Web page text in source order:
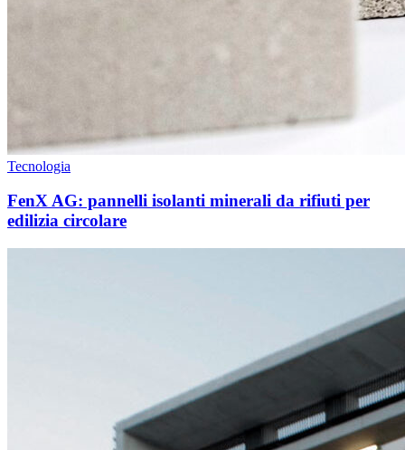
Tecnologia
FenX AG: pannelli isolanti minerali da rifiuti per
edilizia circolare